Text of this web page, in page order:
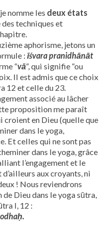
nomme les deux états
techniques et
aphorisme, jetons un
:īśvarapranidhānāt
“vā“, qui signifie “ou
Il est admis que ce choix
12 et celle du 23.
associé au lâcher
proposition me paraît
croient en Dieu (quelle que
dans le yoga,
Et celles qui ne sont pas
dans le yoga, grâce
l’engagement et le
aux croyants, ni
! Nous reviendrons
Dieu dans le yoga sūtra,
I, 12 :